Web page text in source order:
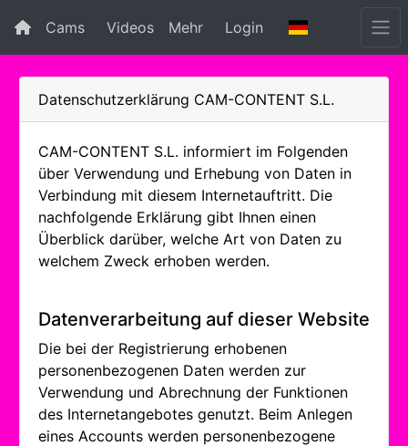
Cams Videos Mehr Login
Datenschutzerklärung CAM-CONTENT S.L.
CAM-CONTENT S.L. informiert im Folgenden
über Verwendung und Erhebung von Daten in
Verbindung mit diesem Internetauftritt. Die
nachfolgende Erklärung gibt Ihnen einen
Überblick darüber, welche Art von Daten zu
welchem Zweck erhoben werden.
Datenverarbeitung auf dieser Website
Die bei der Registrierung erhobenen
personenbezogenen Daten werden zur
Verwendung und Abrechnung der Funktionen
des Internetangebotes genutzt. Beim Anlegen
eines Accounts werden personenbezogene